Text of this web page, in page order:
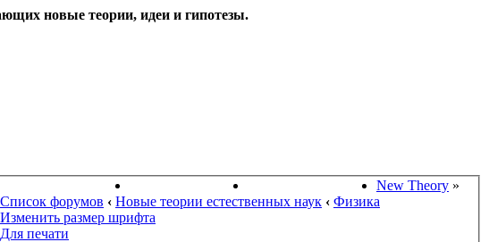
новые теории, идеи и гипотезы.
НОВОСТИ НАУКИ ПОИСК ТЕОРИЙ СТАРЫЙ ПОРТАЛ New Theory »
Список форумов ‹ Новые теории естественных наук ‹ Физика
Изменить размер шрифта
Для печати